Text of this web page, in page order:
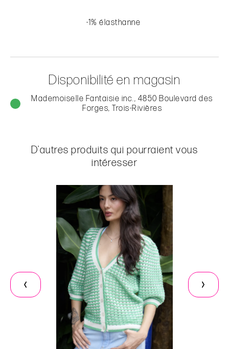
-1% élasthanne
Disponibilité en magasin
Mademoiselle Fantaisie inc., 4850 Boulevard des
Forges, Trois-Rivières
D'autres produits qui pourraient vous
intéresser